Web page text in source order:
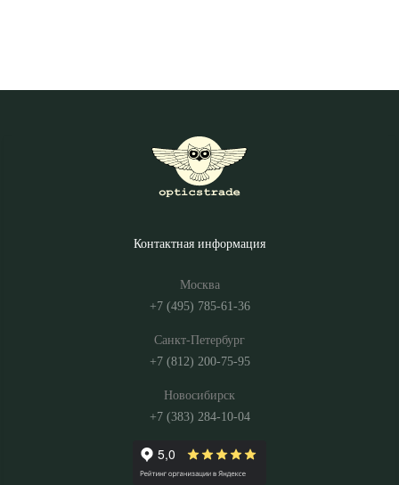
Контактная информация
Москва
+7 (495) 785-61-36
Санкт-Петербург
+7 (812) 200-75-95
Новосибирск
+7 (383) 284-10-04